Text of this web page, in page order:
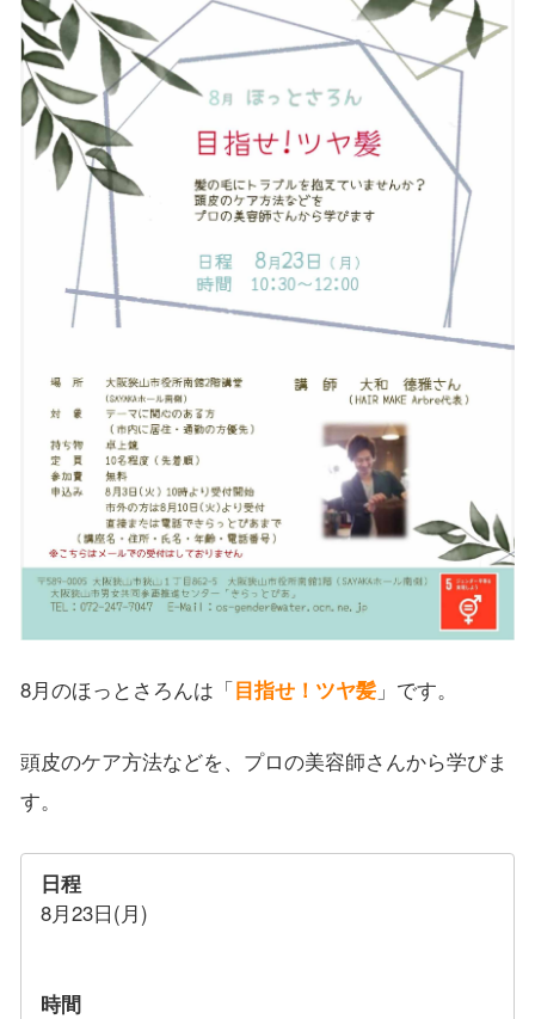
8月のほっとさろんは「目指せ！ツヤ髪」です。
頭皮のケア方法などを、プロの美容師さんから学びま
す。
日程
8月23日(月)
時間